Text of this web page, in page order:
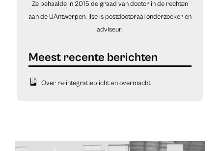
Ze behaalde in 2015 de graad van doctor in de rechten
aan de UAntwerpen. Ilse is postdoctoraal onderzoeker en
adviseur.
Over re-integratieplicht en overmacht